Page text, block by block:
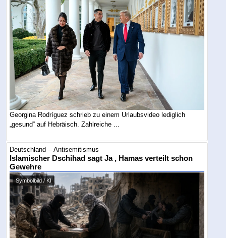
Georgina Rodríguez schrieb zu einem Urlaubsvideo lediglich
„gesund“ auf Hebräisch. Zahlreiche ...
Deutschland -- Antisemitismus
Islamischer Dschihad sagt Ja , Hamas verteilt schon
Gewehre
Symbolbild / KI